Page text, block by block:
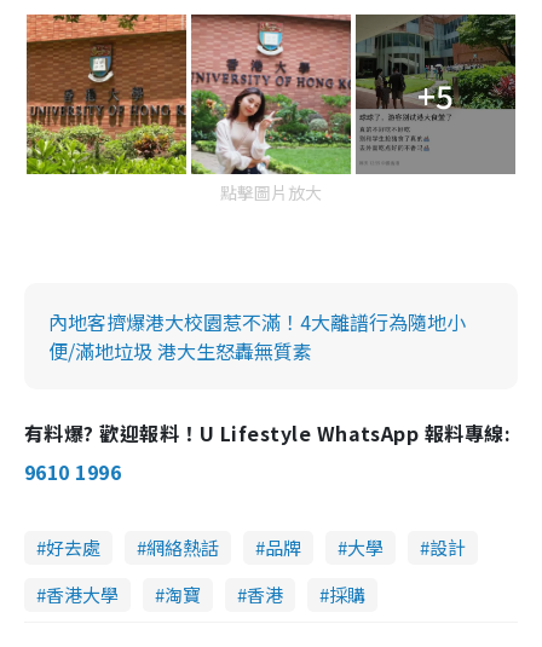
+5
點擊圖片放大
內地客擠爆港大校園惹不滿！4大離譜行為隨地小
便/滿地垃圾 港大生怒轟無質素
有料爆? 歡迎報料！U Lifestyle WhatsApp 報料專線:
9610 1996
好去處 網絡熱話 品牌 大學
設計
香港大學
淘寶 香港 採購